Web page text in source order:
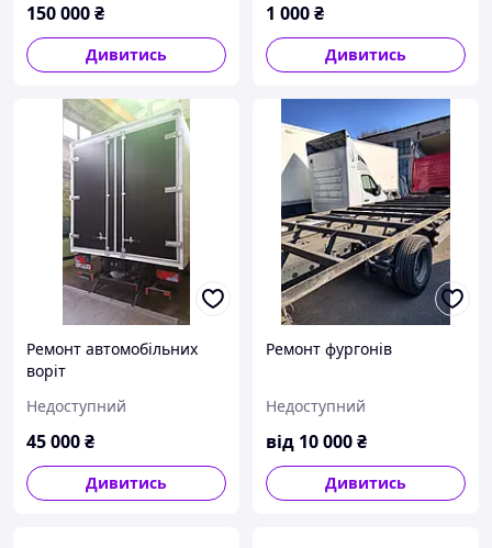
150 000₴
Дивитись
1 000₴
Дивитись
Ремонт автомобільних
воріт
Недоступний
45 000₴
Дивитись
Ремонт фургонів
Недоступний
від 10 000₴
Дивитись